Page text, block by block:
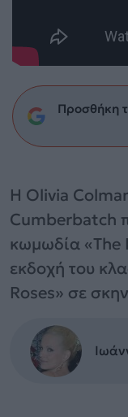
Προσθήκη
Η Olivia
Cumberbatch
κωμωδία «The
εκδοχή του
Roses» σε